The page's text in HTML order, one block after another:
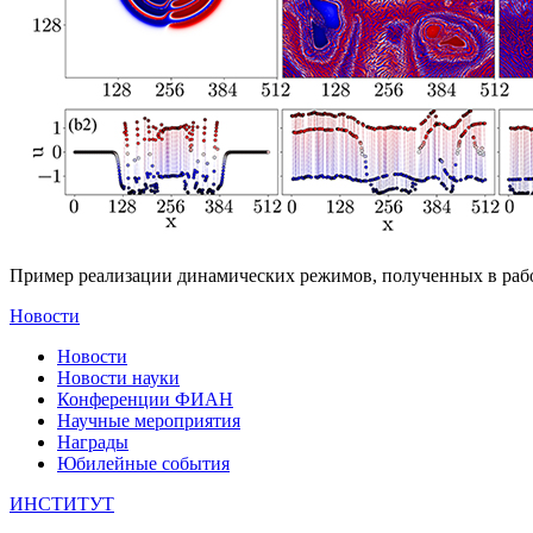
Пример реализации динамических режимов, полученных в
Новости
Новости
Новости науки
Конференции ФИАН
Научные мероприятия
Награды
Юбилейные события
ИНСТИТУТ